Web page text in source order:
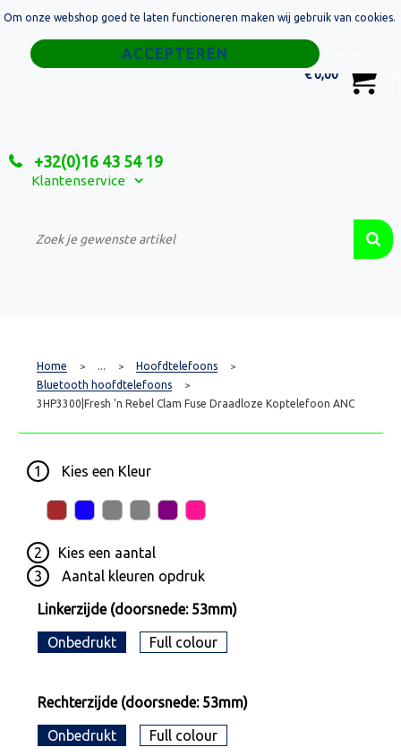
€ 0,00
+32(0)16 43 54 19
Klantenservice
Home
Relatiegeschenken
Custom Made Projecten
Home > ... > Hoofdtelefoons >
Bluetooth hoofdtelefoons >
3HP3300|Fresh 'n Rebel Clam Fuse Draadloze Koptelefoon ANC
1 Kies een Kleur
2 Kies een aantal
3
Aantal kleuren opdruk
Linkerzijde (doorsnede: 53mm)
Onbedrukt Full colour
Rechterzijde (doorsnede: 53mm)
Onbedrukt Full colour
Om onze webshop goed te laten functioneren maken wij gebruik van cookies.